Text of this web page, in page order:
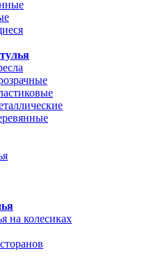
на колесиках